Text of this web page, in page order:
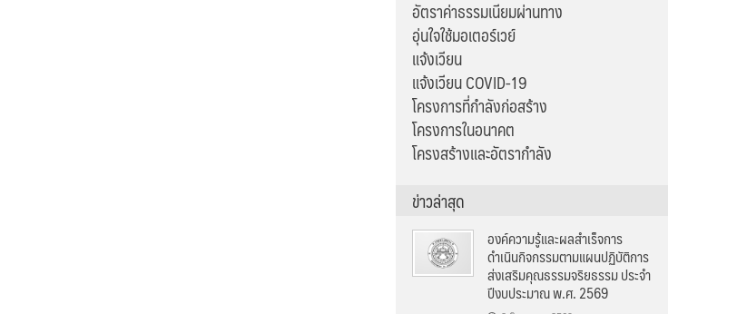
อัตราค่าธรรมเนียมผ่านทาง
อุ่นใจใช้มอเตอร์เวย์
แจ้งเวียน
แจ้งเวียน COVID-19
โครงการที่กำลังก่อสร้าง
โครงการในอนาคต
โครงสร้างและอัตรากำลัง
ข่าวล่าสุด
องค์ความรู้และผลสำเร็จการ
ดำเนินกิจกรรมตามแผนปฏิบัติการ
ส่งเสริมคุณธรรมจริยธรรม ประจำ
ปีงบประมาณ พ.ศ. 2569